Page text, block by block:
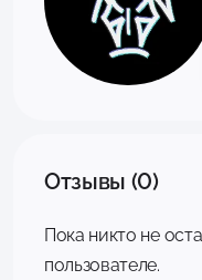
Отзывы (0)
Пока никто не
пользователе.